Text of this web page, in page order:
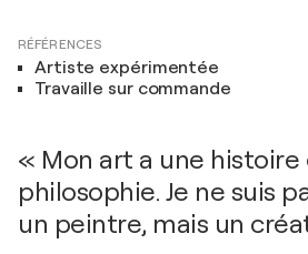
RÉFÉRENCES
Artiste expérimentée
Travaille sur commande
« Mon art a une histoire
philosophie. Je ne suis
un peintre, mais un